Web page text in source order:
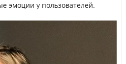
эмоции у пользователей.